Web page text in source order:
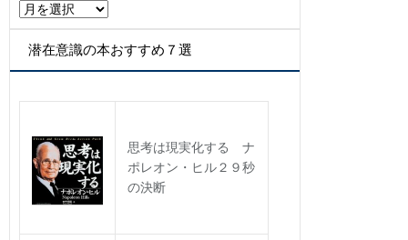
ア
ー
カ
イ
潜在意識の本おすすめ７選
思考は現実化する ナ
ポレオン・ヒル２９秒
の決断